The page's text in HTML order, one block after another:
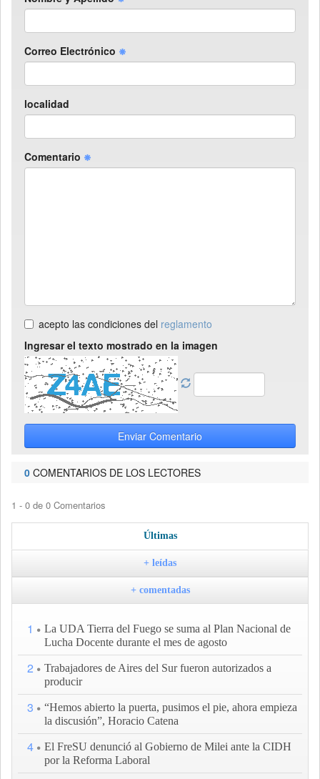
Correo Electrónico
localidad
Comentario
acepto las condiciones del reglamento
Ingresar el texto mostrado en la imagen
Enviar Comentario
0 COMENTARIOS DE LOS LECTORES
1 - 0 de 0 Comentarios
Últimas
+ leídas
+ comentadas
1
La UDA Tierra del Fuego se suma al Plan Nacional de
Lucha Docente durante el mes de agosto
2
Trabajadores de Aires del Sur fueron autorizados a
producir
3
“Hemos abierto la puerta, pusimos el pie, ahora empieza
la discusión”, Horacio Catena
4
El FreSU denunció al Gobierno de Milei ante la CIDH
por la Reforma Laboral